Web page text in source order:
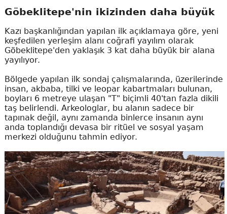
Göbeklitepe'nin ikizinden daha büyük
Kazı başkanlığından yapılan ilk açıklamaya göre, yeni
keşfedilen yerleşim alanı coğrafi yayılım olarak
Göbeklitepe'den yaklaşık 3 kat daha büyük bir alana
yayılıyor.
Bölgede yapılan ilk sondaj çalışmalarında, üzerilerinde
insan, akbaba, tilki ve leopar kabartmaları bulunan,
boyları 6 metreye ulaşan "T" biçimli 40'tan fazla dikili
taş belirlendi. Arkeologlar, bu alanın sadece bir
tapınak değil, aynı zamanda binlerce insanın aynı
anda toplandığı devasa bir ritüel ve sosyal yaşam
merkezi olduğunu tahmin ediyor.